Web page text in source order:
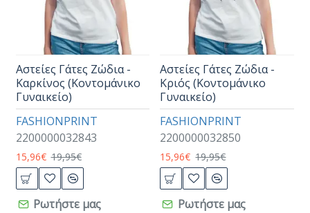
FASHIONPRINT
2200000032843
Αστείες Γάτες Ζώδια -
Καρκίνος (Κοντομάνικο
Γυναικείο)
15,96€ 19,95€
Ρωτήστε μας
FASHIONPRINT
2200000032850
Αστείες Γάτες Ζώδια -
Κριός (Κοντομάνικο
Γυναικείο)
15,96€ 19,95€
Ρωτήστε μας